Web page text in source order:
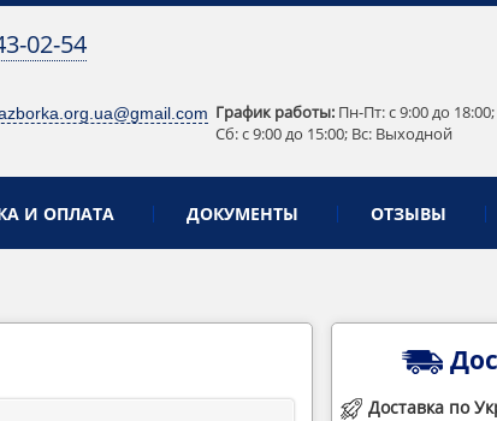
02-54
График работы: Пн-Пт: c 9:00 до 18:00;
Сб: c 9:00 до 15:00; Вс: Выходной
И ОПЛАТА ДОКУМЕНТЫ ОТЗЫВЫ
Доставка по